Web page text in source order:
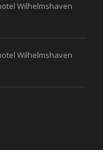
Wilhelmshaven
Wilhelmshaven